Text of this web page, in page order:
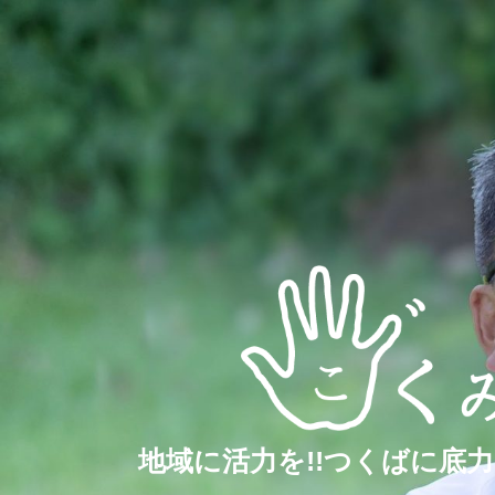
地域に活力を!!つくばに底